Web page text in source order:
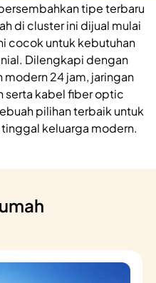
tipe terbaru
di cluster ini dijual mulai
cocok untuk kebutuhan
Dilengkapi dengan
24 jam, jaringan
serta kabel fiber optic
pilihan terbaik untuk
keluarga modern.